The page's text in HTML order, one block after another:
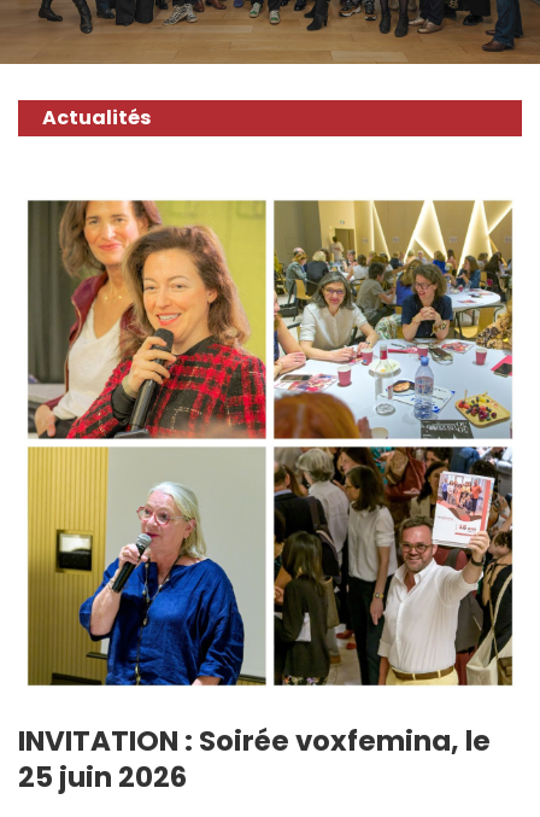
Actualités
INVITATION : Soirée voxfemina, le
25 juin 2026